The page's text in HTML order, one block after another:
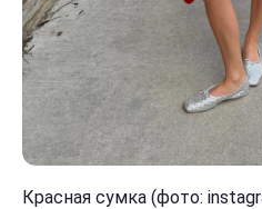
Красная сумка (фото: